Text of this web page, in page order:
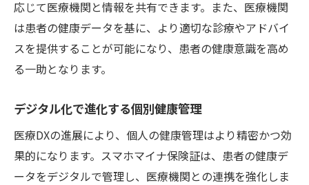
応じて医療機関と情報を共有できます。また、医療機関
は患者の健康データを基に、より適切な診療やアドバイ
スを提供することが可能になり、患者の健康意識を高め
る一助となります。
デジタル化で進化する個別健康管理
医療DXの進展により、個人の健康管理はより精密かつ効
果的になります。スマホマイナ保険証は、患者の健康デ
ータをデジタルで管理し、医療機関との連携を強化しま